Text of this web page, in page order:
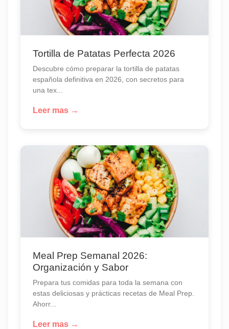
Tortilla de Patatas Perfecta 2026
Descubre cómo preparar la tortilla de patatas
española definitiva en 2026, con secretos para
una tex...
Leer mas →
Meal Prep Semanal 2026:
Organización y Sabor
Prepara tus comidas para toda la semana con
estas deliciosas y prácticas recetas de Meal Prep.
Ahorr...
Leer mas →